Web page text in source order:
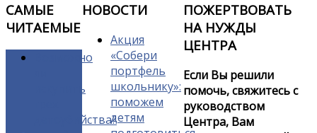
САМЫЕ
ЧИТАЕМЫЕ
Возможно
искупить
детоубийства?
НОВОСТИ
Акция
«Собери
портфель
школьнику»:
поможем
детям
ПОЖЕРТВОВАТЬ
НА НУЖДЫ
ЦЕНТРА
Если Вы решили
помочь, свяжитесь с
руководством
Центра, Вам